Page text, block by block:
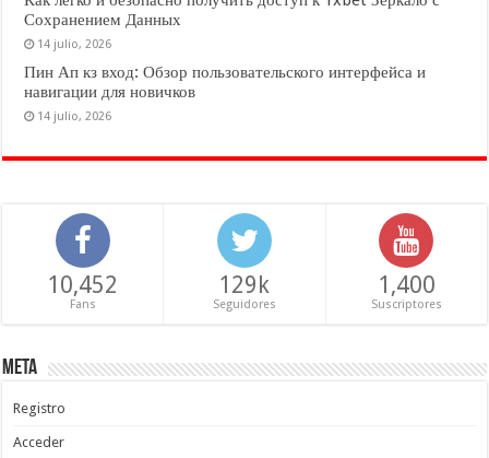
Сохранением Данных
14 julio, 2026
Пин Ап кз вход: Обзор пользовательского интерфейса и
навигации для новичков
14 julio, 2026
10,452
Fans
129k
Seguidores
1,400
Suscriptores
Meta
Registro
Acceder